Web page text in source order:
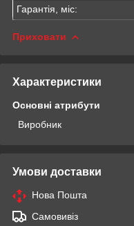
Гарантія, міс:
Приховати
Характеристики
Основні атрибути
Виробник
Умови доставки
Нова Пошта
Самовивіз